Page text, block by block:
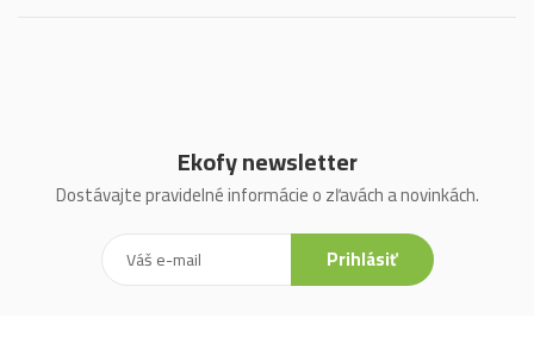
Ekofy newsletter
Dostávajte pravidelné informácie o zľavách a novinkách.
Prihlásiť